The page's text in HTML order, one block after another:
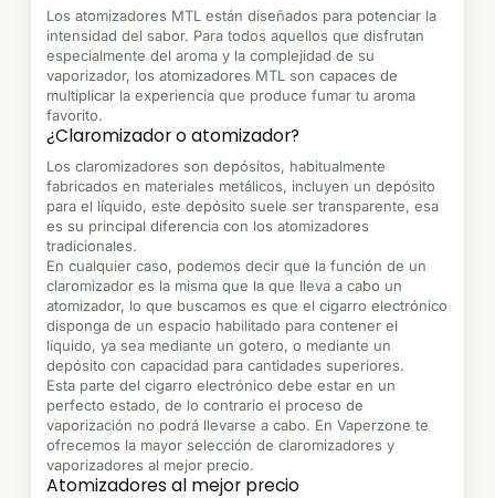
Los atomizadores MTL están diseñados para potenciar la
intensidad del sabor. Para todos aquellos que disfrutan
especialmente del aroma y la complejidad de su
vaporizador, los atomizadores MTL son capaces de
multiplicar la experiencia que produce fumar tu aroma
favorito.
¿Claromizador o atomizador?
Los claromizadores son depósitos, habitualmente
fabricados en materiales metálicos, incluyen un depósito
para el líquido, este depósito suele ser transparente, esa
es su principal diferencia con los atomizadores
tradicionales.
En cualquier caso, podemos decir que la función de un
claromizador es la misma que la que lleva a cabo un
atomizador, lo que buscamos es que el cigarro electrónico
disponga de un espacio habilitado para contener el
líquido, ya sea mediante un gotero, o mediante un
depósito con capacidad para cantidades superiores.
Esta parte del cigarro electrónico debe estar en un
perfecto estado, de lo contrario el proceso de
vaporización no podrá llevarse a cabo. En Vaperzone te
ofrecemos la mayor selección de claromizadores y
vaporizadores al mejor precio.
Atomizadores al mejor precio